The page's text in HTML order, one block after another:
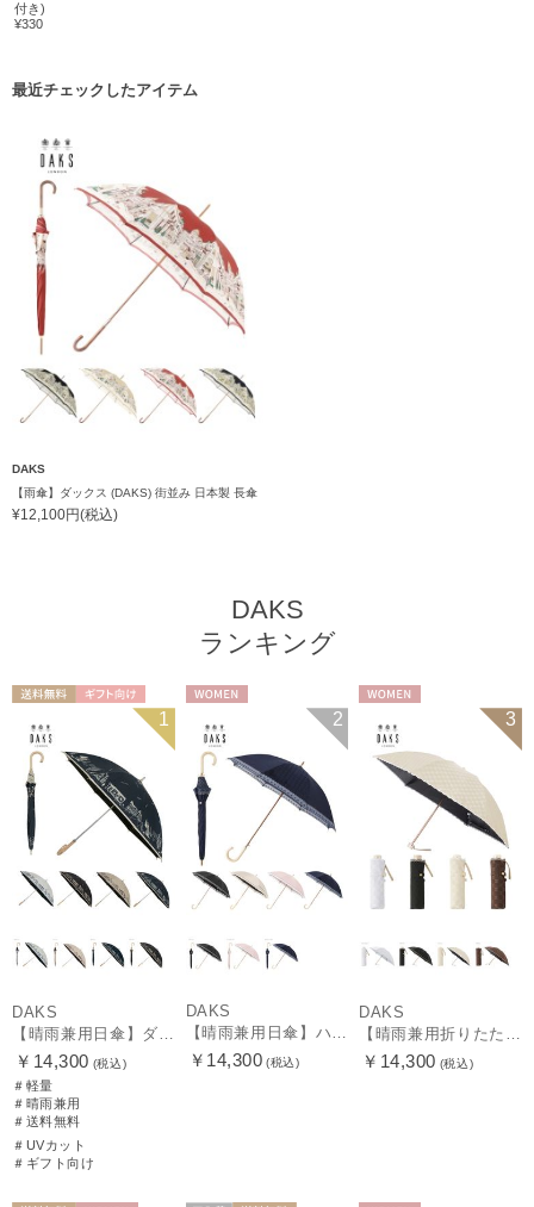
付き)
¥330
最近チェックしたアイテム
DAKS
【雨傘】ダックス (DAKS) 街並み 日本製 長傘
¥12,100円(税込)
DAKS
ランキング
ギフト向け
WOMEN
1
DAKS
【晴雨兼用日傘】ダックス（DAKS）街並み 遮光99.99％ UV99％ 軽量
￥14,300 (税込)
＃軽量
＃晴雨兼用
＃送料無料
＃UVカット
＃ギフト向け
2
DAKS
【晴雨兼用日傘】ハウスチェック×オーガンジーレース 遮光率99.99％以上 UV99%以上 軽量 日本製
￥14,300 (税込)
3
DAKS
【晴雨兼用折りたたみ日傘】ロゴジャガード×刺繍 遮光率99.99％以上 UV99%以上 軽量 日本製
￥14,300 (税込)